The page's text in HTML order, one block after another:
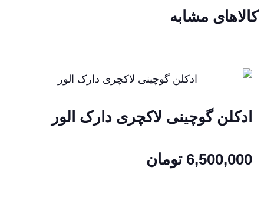
کالاهای مشابه
ادکلن گوچینی لاکچری دارک الور
6,500,000 تومان